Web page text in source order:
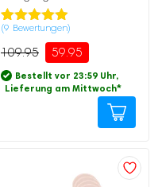
Bewertet
mit 4.89
von 5,
basierend
auf
9
Kundenbewertung
(9 Bewertungen)
109.95 59.95
Bestellt vor 23:59 Uhr,
Lieferung am Mittwoch*